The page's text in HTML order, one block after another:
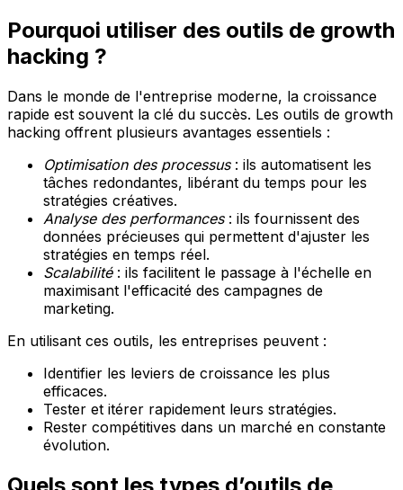
Pourquoi utiliser des outils de growth
hacking ?
Dans le monde de l'entreprise moderne, la croissance
rapide est souvent la clé du succès. Les outils de growth
hacking offrent plusieurs avantages essentiels :
Optimisation des processus: ils automatisent les
tâches redondantes, libérant du temps pour les
stratégies créatives.
Analyse des performances: ils fournissent des
données précieuses qui permettent d'ajuster les
stratégies en temps réel.
Scalabilité: ils facilitent le passage à l'échelle en
maximisant l'efficacité des campagnes de
marketing.
En utilisant ces outils, les entreprises peuvent :
Identifier les leviers de croissance les plus
efficaces.
Tester et itérer rapidement leurs stratégies.
Rester compétitives dans un marché en constante
évolution.
Quels sont les types d’outils de